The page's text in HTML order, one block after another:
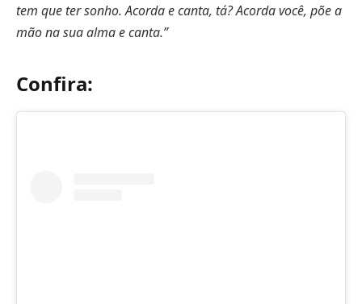
tem que ter sonho. Acorda e canta, tá? Acorda você, põe a
mão na sua alma e canta.”
Confira: